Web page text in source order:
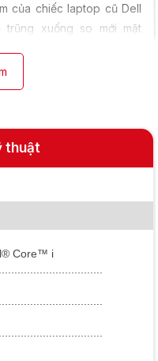
của chiếc laptop cũ Dell
xuống so mới mặt
kế trước Dell Latitude
bóng ở mặt lưng máy
thuật
Core™ i